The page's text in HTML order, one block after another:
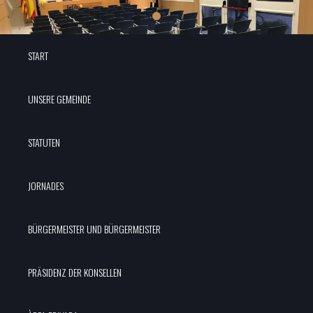
START
UNSERE GEMEINDE
STATUTEN
JORNADES
BÜRGERMEISTER UND BÜRGERMEISTER
PRÄSIDENZ DER KONSELLEN